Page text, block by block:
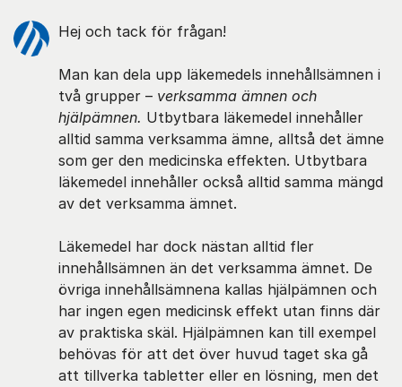
Hej och tack för frågan!
Man kan dela upp läkemedels innehållsämnen i
två grupper – verksamma ämnen och
hjälpämnen. Utbytbara läkemedel innehåller
alltid samma verksamma ämne, alltså det ämne
som ger den medicinska effekten. Utbytbara
läkemedel innehåller också alltid samma mängd
av det verksamma ämnet.
Läkemedel har dock nästan alltid fler
innehållsämnen än det verksamma ämnet. De
övriga innehållsämnena kallas hjälpämnen och
har ingen egen medicinsk effekt utan finns där
av praktiska skäl. Hjälpämnen kan till exempel
behövas för att det över huvud taget ska gå
att tillverka tabletter eller en lösning, men det